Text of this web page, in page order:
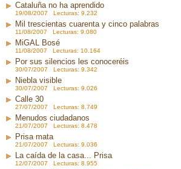
Cataluña no ha aprendido
19/08/2007 Lecturas: 9.232
Mil trescientas cuarenta y cinco palabras
11/08/2007 Lecturas: 9.080
MiGAL Bosé
11/08/2007 Lecturas: 10.164
Por sus silencios les conoceréis
30/07/2007 Lecturas: 9.342
Niebla visible
30/07/2007 Lecturas: 9.026
Calle 30
27/07/2007 Lecturas: 8.749
Menudos ciudadanos
21/07/2007 Lecturas: 8.478
Prisa mata
21/07/2007 Lecturas: 9.036
La caída de la casa... Prisa
12/07/2007 Lecturas: 8.955